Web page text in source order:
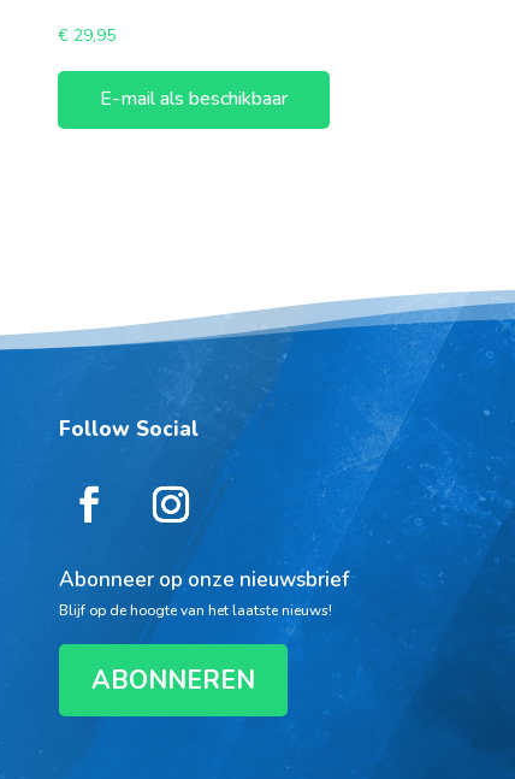
€29,95
E-mail als beschikbaar
Follow Social
Abonneer op onze nieuwsbrief
Blijf op de hoogte van het laatste nieuws!
ABONNEREN